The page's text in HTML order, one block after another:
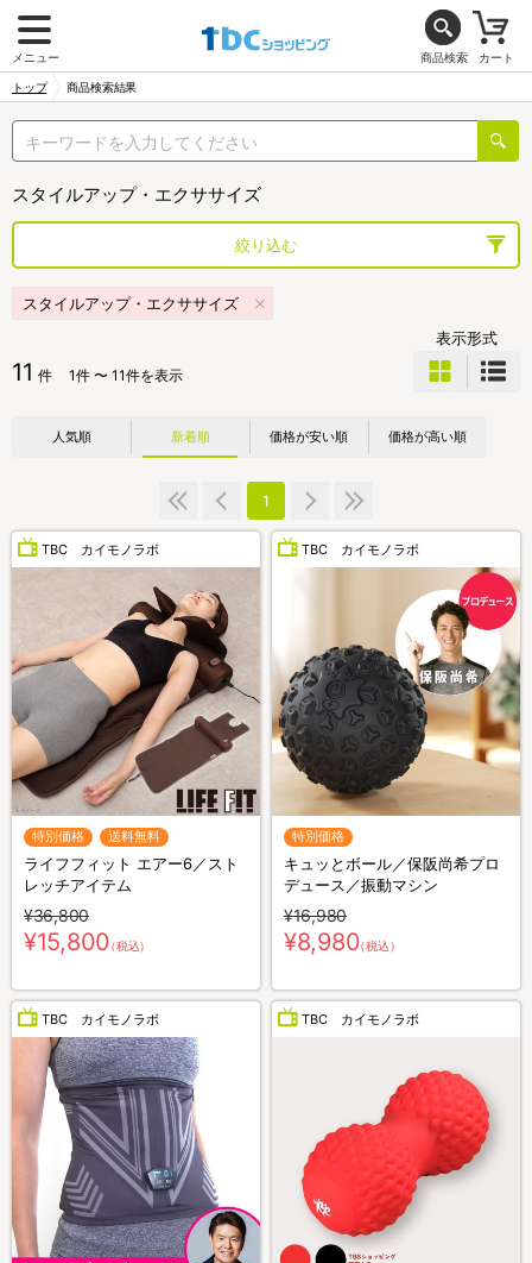
メニュー 商品検索 カート
トップ 商品検索結果
スタイルアップ・エクササイズ
絞り込む
スタイルアップ・エクササイズ
11 件 1件 〜 11件を表示
表示形式
人気順 新着順 価格が安い順 価格が高い順
1
TBC カイモノラボ
特別価格 送料無料
ライフフィット エアー6／スト
レッチアイテム
¥36,800
¥15,800（税込）
TBC カイモノラボ
特別価格
キュッとボール／保阪尚希プロ
デュース／振動マシン
¥16,980
¥8,980（税込）
TBC カイモノラボ TBC カイモノラボ